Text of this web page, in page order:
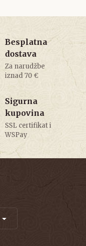
Besplatna
dostava
Za narudžbe
iznad 70 €
Sigurna
kupovina
SSL certifikat i
WSPay